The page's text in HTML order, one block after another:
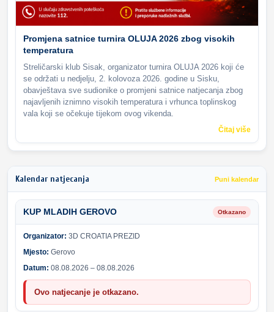
Promjena satnice turnira OLUJA 2026 zbog visokih
temperatura
Streličarski klub Sisak, organizator turnira OLUJA 2026 koji će
se održati u nedjelju, 2. kolovoza 2026. godine u Sisku,
obavještava sve sudionike o promjeni satnice natjecanja zbog
najavljenih iznimno visokih temperatura i vrhunca toplinskog
vala koji se očekuje tijekom ovog vikenda.
Čitaj više
Kalendar natjecanja Puni kalendar
KUP MLADIH GEROVO Otkazano
Organizator: 3D CROATIA PREZID
Mjesto: Gerovo
Datum: 08.08.2026 – 08.08.2026
Ovo natjecanje je otkazano.